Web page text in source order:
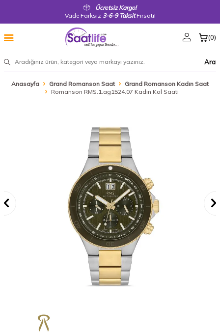
Ücretsiz Kargo!
Vade Farksız 3-6-9 TaksitFırsatı!
Ara
(0)
Anasayfa Grand Romanson Saat
Grand Romanson Kadın Saat
Romanson RMS.1.ag1524.07 Kadın Kol Saati